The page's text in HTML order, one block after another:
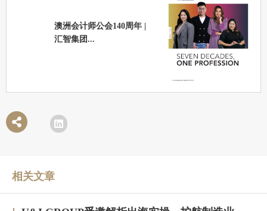
澳洲会计师公会140周年 |
汇智集团...
相关文章